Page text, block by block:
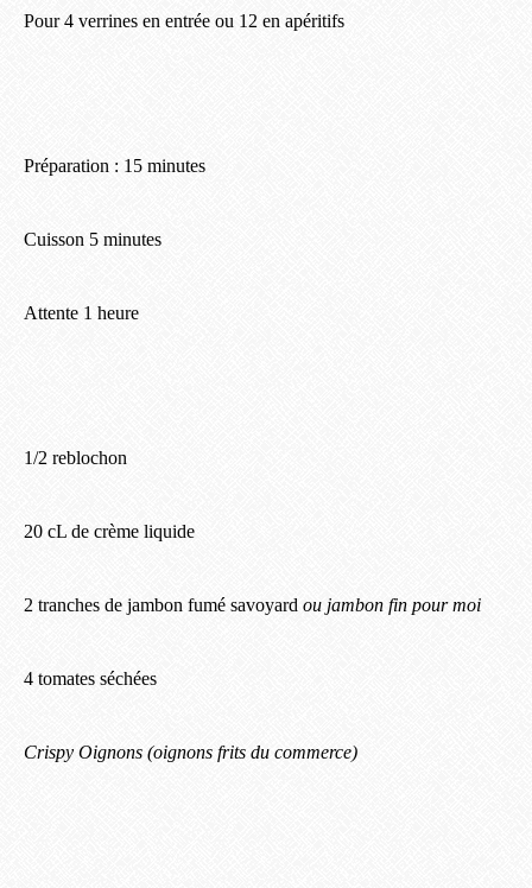
Pour 4 verrines en entrée ou 12 en apéritifs
Préparation : 15 minutes
Cuisson 5 minutes
Attente 1 heure
1/2 reblochon
20 cL de crème liquide
2 tranches de jambon fumé savoyard ou jambon fin pour moi
4 tomates séchées
Crispy Oignons (oignons frits du commerce)